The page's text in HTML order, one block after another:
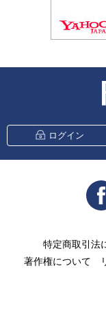
ログイン
特定商取引法
著作権について